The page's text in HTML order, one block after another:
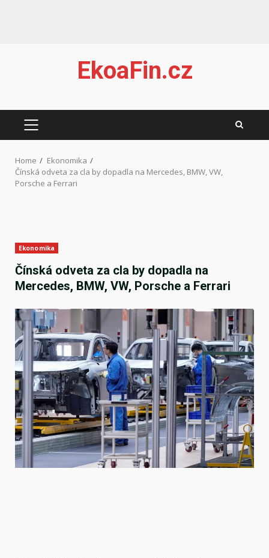
EkoaFin.cz
PRIMARY
Home
Ekonomika
Čínská odveta za cla by dopadla na Mercedes, BMW, VW,
Porsche a Ferrari
Ekonomika
Čínská odveta za cla by dopadla na
Mercedes, BMW, VW, Porsche a Ferrari